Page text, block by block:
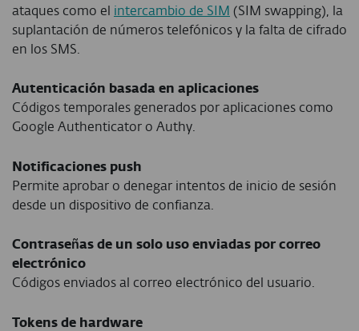
ataques como el intercambio de SIM (SIM swapping), la
suplantación de números telefónicos y la falta de cifrado
en los SMS.
Autenticación basada en aplicaciones
Códigos temporales generados por aplicaciones como
Google Authenticator o Authy.
Notificaciones push
Permite aprobar o denegar intentos de inicio de sesión
desde un dispositivo de confianza.
Contraseñas de un solo uso enviadas por correo
electrónico
Códigos enviados al correo electrónico del usuario.
Tokens de hardware